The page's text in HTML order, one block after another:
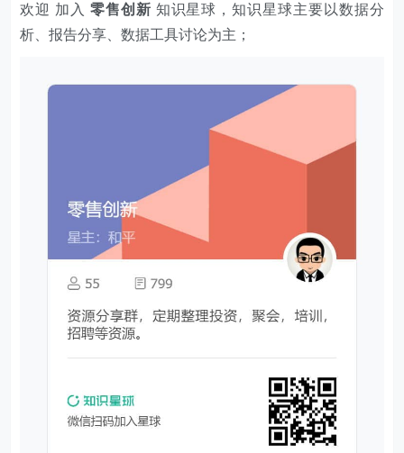
欢迎 加入 零售创新 知识星球，知识星球主要以数据分
析、报告分享、数据工具讨论为主；